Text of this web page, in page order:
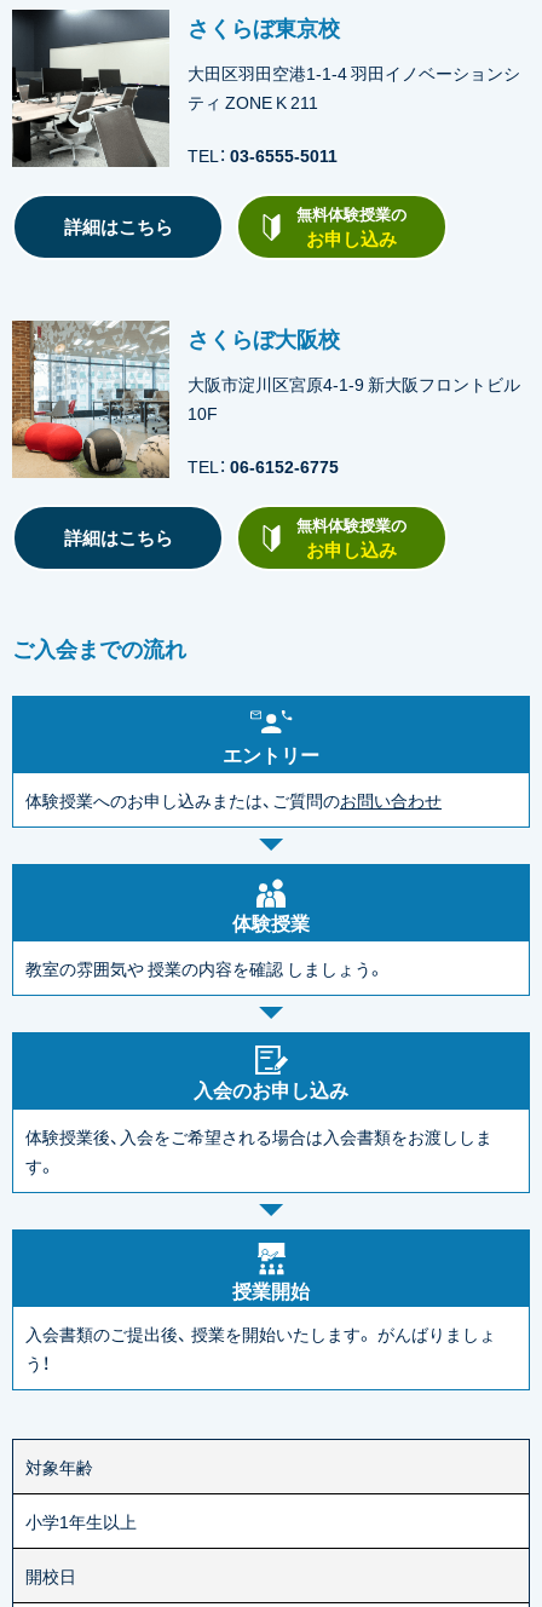
さくらぼ東京校
大田区羽田空港1-1-4 羽田イノベーションシ
ティ ZONE K 211
TEL： 03-6555-5011
詳細はこちら 無料体験授業の
お申し込み
さくらぼ大阪校
大阪市淀川区宮原4-1-9 新大阪フロントビル
10F
TEL： 06-6152-6775
詳細はこちら 無料体験授業の
お申し込み
ご入会までの流れ
エントリー
体験授業へのお申し込みまたは、ご質問のお問い合わせ
体験授業
教室の雰囲気や授業の内容を確認 しましょう。
入会のお申し込み
体験授業後、入会をご希望される場合は入会書類をお渡ししま
す。
授業開始
入会書類のご提出後、 授業を開始いたします。 がんばりましょ
う！
対象年齢
小学1年生以上
開校日